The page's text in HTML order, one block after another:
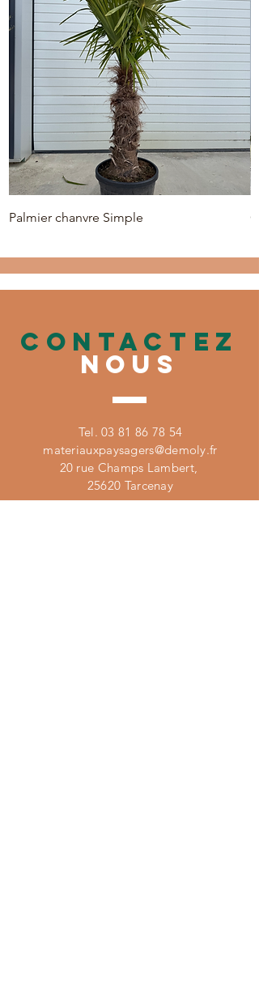
Palmier chanvre Simple
CONTACTez
nous
Tel.03 81 86 78 54
materiauxpaysagers@demoly.fr
20 rue Champs Lambert,
25620 Tarcenay